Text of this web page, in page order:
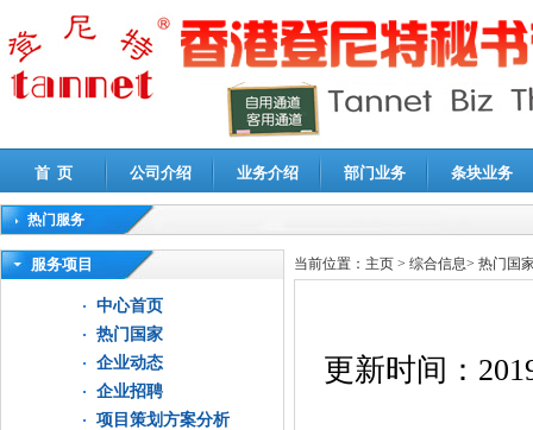
首 页 公司介绍 业务介绍 部门业务 条块业务
热门服务
高新技术企业认定审计|企业所得税汇算清缴申报鉴证
服务项目
中心首页
热门国家
企业动态
企业招聘
项目策划方案分析
当前位置： 主页 > 综合信息> 热门国
更新时间：